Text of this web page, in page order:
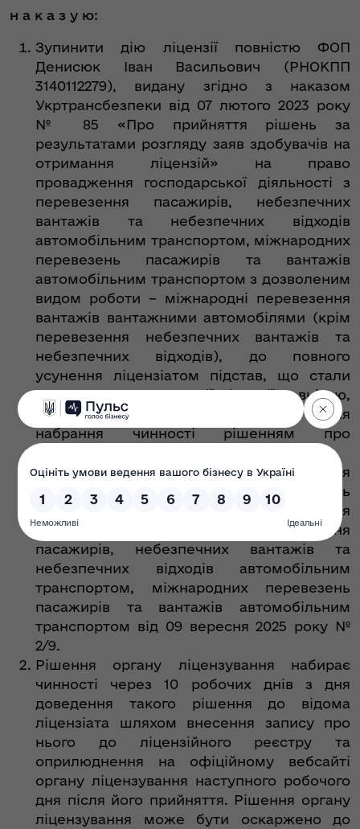
н а к а з у ю:
Зупинити дію ліцензії повністю ФОП
Денисюк Іван Васильович (РНОКПП
3140112279), видану згідно з наказом
Укртрансбезпеки від 07 лютого 2023 року
№ 85 «Про прийняття рішень за
результатами розгляду заяв здобувачів на
отримання ліцензій» на право
провадження господарської діяльності з
перевезення пасажирів, небезпечних
вантажів та небезпечних відходів
автомобільним транспортом, міжнародних
перевезень пасажирів та вантажів
автомобільним транспортом з дозволеним
видом роботи – міжнародні перевезення
вантажів вантажними автомобілями (крім
перевезення небезпечних вантажів та
небезпечних відходів), до повного
усунення ліцензіатом підстав, що стали
причиною зупинення дії ліцензії повністю,
але не більше ніж на два місяці з дня
набрання чинності рішенням про
Підстава: Акт про невиконання
розпорядження про усунення порушень
Ліцензійних умов провадження
господарської діяльності з перевезення
пасажирів, небезпечних вантажів та
небезпечних відходів автомобільним
транспортом, міжнародних перевезень
пасажирів та вантажів автомобільним
транспортом від 09 вересня 2025 року №
2/9.
Рішення органу ліцензування набирає
чинності через 10 робочих днів з дня
доведення такого рішення до відома
ліцензіата шляхом внесення запису про
нього до ліцензійного реєстру та
оприлюднення на офіційному вебсайті
органу ліцензування наступного робочого
дня після його прийняття. Рішення органу
ліцензування може бути оскаржено до